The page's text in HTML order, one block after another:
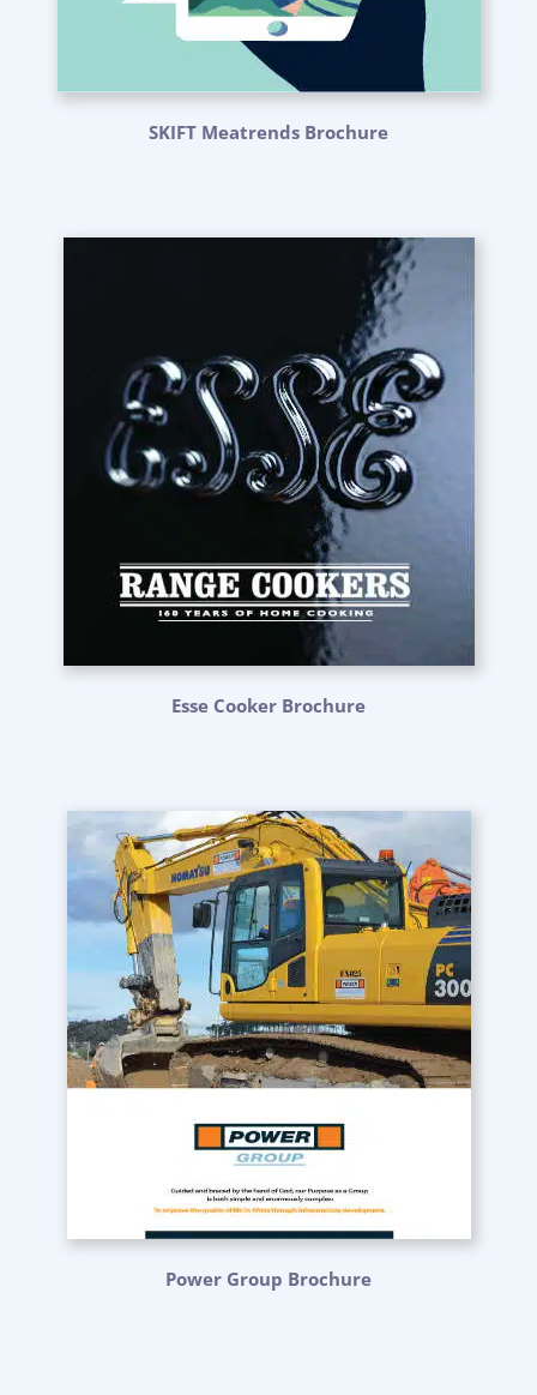
SKIFT Meatrends Brochure
Esse Cooker Brochure
Power Group Brochure